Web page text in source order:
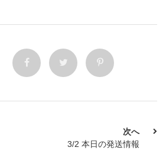
次へ
3/2 本日の発送情報